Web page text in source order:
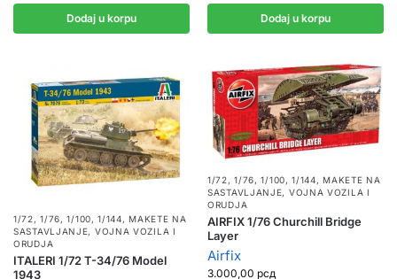
Dodaj u korpu Dodaj u korpu
1/72, 1/76, 1/100, 1/144,MAKETE NA
SASTAVLJANJE, VOJNA VOZILA I
ORUDJA
ITALERI 1/72 T-34/76 Model
1943
1/72, 1/76, 1/100, 1/144,MAKETE NA
SASTAVLJANJE, VOJNA VOZILA I
ORUDJA
AIRFIX 1/76 Churchill Bridge
Layer
Airfix
3.000,00 рсд